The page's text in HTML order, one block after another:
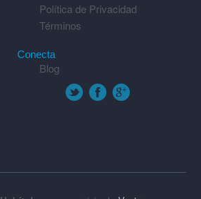
Política de Privacidad
Términos
Conecta
Blog